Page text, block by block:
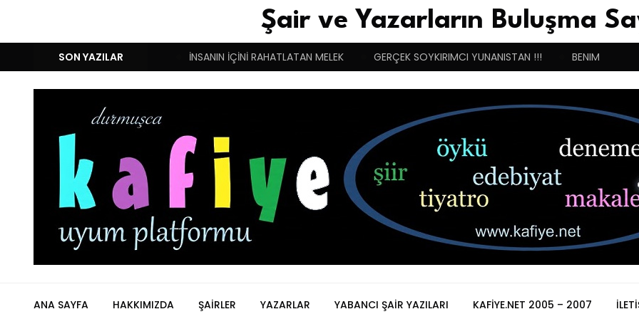
Şair ve Yazarların Buluşma
SON YAZILAR
DUYGULARIN BASARINDIR! İNSANIN İÇİNİ RAHATLATAN MELEK GERÇEK SOYKIRIMCI YUNANISTAN !!! BENIM
ANA SAYFA HAKKIMIZDA ŞAIRLER YAZARLAR YABANCI ŞAIR YAZILARI KAFIYE.NET 2005 – 2007